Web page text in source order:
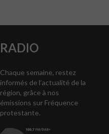
RADIO
Chaque semaine, restez
informés de l’actualité de la
région, grâce à nos
émissions sur Fréquence
protestante.